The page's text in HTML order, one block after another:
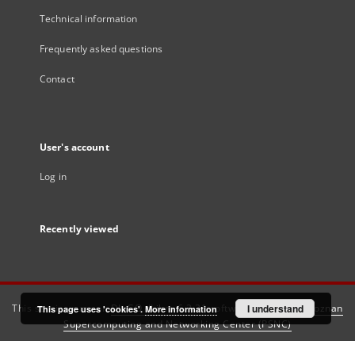
Technical information
Frequently asked questions
Contact
User's account
Log in
Recently viewed
This service runs onDInGO dLibra 6.3.21software created by
Poznan
Supercomputing and Networking Center (PSNC)
This page uses 'cookies'. More information I understand